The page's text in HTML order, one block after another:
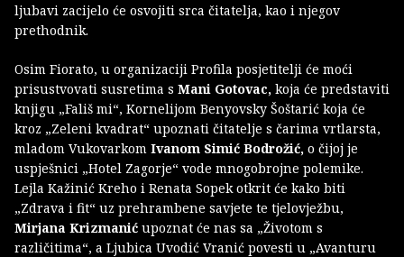
ljubavi zacijelo će osvojiti srca čitatelja, kao i njegov
prethodnik.
Osim Fiorato, u organizaciji Profila posjetitelji će moći
prisustvovati susretima s Mani Gotovac, koja će predstaviti
knjigu „Fališ mi“, Kornelijom Benyovsky Šoštarić koja će
kroz „Zeleni kvadrat“ upoznati čitatelje s čarima vrtlarsta,
mladom Vukovarkom Ivanom Simić Bodrožić, o čijoj je
uspješnici „Hotel Zagorje“ vode mnogobrojne polemike.
Lejla Kažinić Kreho i Renata Sopek otkrit će kako biti
„Zdrava i fit“ uz prehrambene savjete te tjelovježbu,
Mirjana Krizmanić upoznat će nas sa „Životom s
različitima“, a Ljubica Uvodić Vranić povesti u „Avanturu